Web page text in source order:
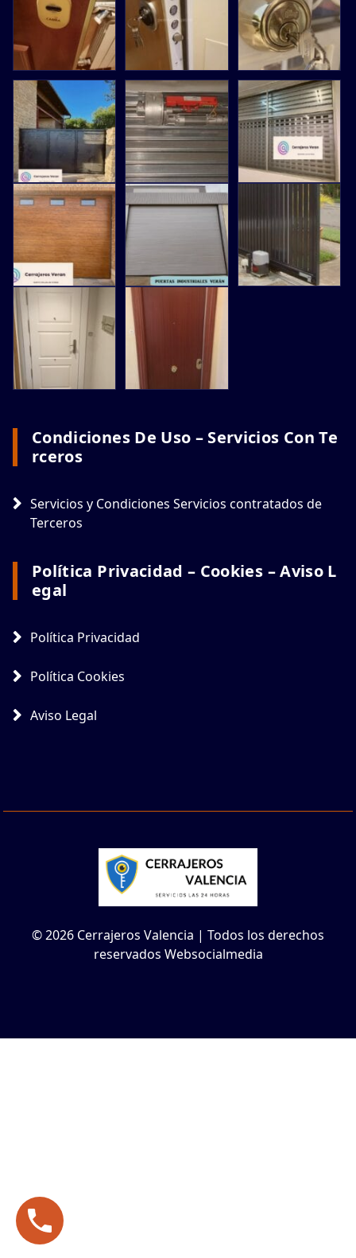
Condiciones De Uso – Servicios Con Te
Rceros
Servicios y Condiciones Servicios contratados de
Terceros
Política Privacidad – Cookies – Aviso L
Egal
Política Privacidad
Política Cookies
Aviso Legal
© 2026 Cerrajeros Valencia | Todos los derechos
reservados Websocialmedia